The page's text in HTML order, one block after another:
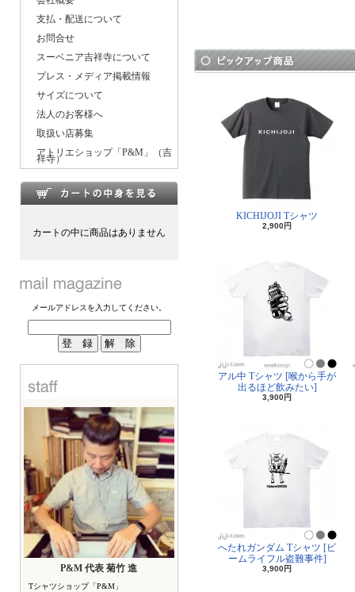
支払・配送について
お問合せ
スーベニア吉祥寺について
プレス・メディア掲載情報
サイズについて
法人のお客様へ
取扱い店募集
アトリエショップ「P&M」（吉
祥寺）
カートの中に商品はありません
メールアドレスを入力してください。
P&M 代表 菊竹 進
Tシャツショップ「P&M」
KICHIJOJI Tシャツ
2,900円
アル中 Tシャツ [喉から手が
出るほど飲みたい]
3,900円
へたれガンダム Tシャツ [ビ
ームライフル盗難事件]
3,900円